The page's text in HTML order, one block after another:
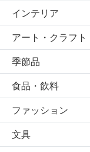
インテリア
アート・クラフト
季節品
食品・飲料
ファッション
文具